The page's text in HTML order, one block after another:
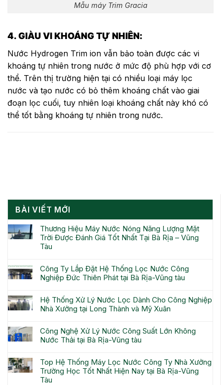
BÀI VIẾT MỚI
Thương Hiệu Máy Nước Nóng Năng Lượng Mặt
Trời Được Đánh Giá Tốt Nhất Tại Bà Rịa – Vũng
Tàu
Công Ty Lắp Đặt Hệ Thống Lọc Nước Công
Nghiệp Đức Thiên Phát tại Bà Rịa-Vũng tàu
Hệ Thống Xử Lý Nước Lọc Dành Cho Công Nghiệp
Nhà Xưởng tại Long Thành và Mỹ Xuân
Công Nghệ Xử Lý Nước Công Suất Lớn Không
Nước Thải tại Bà Rịa-Vũng tàu
Top Hệ Thống Máy Lọc Nước Công Ty Nhà Xưởng
Trường Học Tốt Nhất Hiện Nay tại Bà Rịa-Vũng
Tàu
Mẫu máy Trim Gracia
4. GIÀU VI KHOÁNG TỰ NHIÊN:
Nước Hydrogen Trim ion vẫn bảo toàn được các vi
khoáng tự nhiên trong nước ở mức độ phù hợp với cơ
thể. Trên thị trường hiện tại có nhiều loại máy lọc
nước và tạo nước có bỏ thêm khoáng chất vào giai
đoạn lọc cuối, tuy nhiên loại khoáng chất này khó có
thể tốt bằng khoáng tự nhiên trong nước.